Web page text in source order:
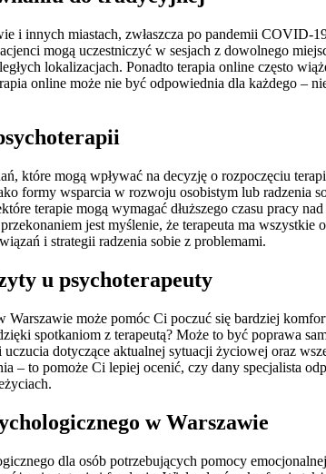
i innych miastach, zwłaszcza po pandemii
mogą uczestniczyć w sesjach z dowolnego
lokalizacjach. Ponadto terapia online często
online może nie być odpowiednia dla każdego –
które mogą wpływać na decyzję o rozpoczęciu
formy wsparcia w rozwoju osobistym lub
terapie mogą wymagać dłuższego czasu pracy
jest myślenie, że terapeuta ma
i strategii radzenia sobie z problemami.
u psychoterapeuty
może pomóc Ci poczuć się bardziej
spotkaniom z terapeutą? Może to być poprawa
dotyczące aktualnej sytuacji życiowej oraz
– to pomoże Ci lepiej ocenić, czy dany specjalista
w Warszawie
dla osób potrzebujących pomocy